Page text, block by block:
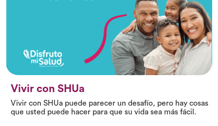
Vivir con SHUa
Vivir con SHUa puede parecer un desafío, pero hay cosas
que usted puede hacer para que su vida sea más fácil.